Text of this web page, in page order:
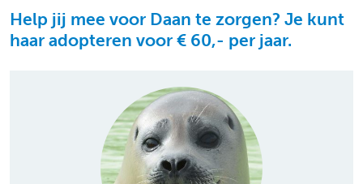
Help jij mee voor Daan te zorgen? Je kunt
haar adopteren voor € 60,- per jaar.